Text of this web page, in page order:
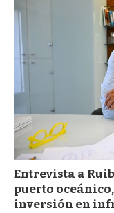
Entrevista a
puerto
inversión en